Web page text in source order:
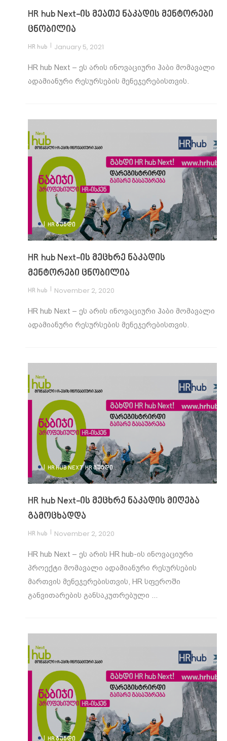
HR hub Next-ის მეათე ნაკადის მენტორები
ცნობილია
HR hub | January 5, 2021
HR hub Next – ეს არის ინოვაციური ჰაბი მომავალი
ადამიანური რესურსების მენეჯერებისთვის.
| HR ᲒᲣᲜᲓᲘ
HR hub Next-ის მეცხრე ნაკადის
მენტორები ცნობილია
HR hub | November 2, 2020
HR hub Next – ეს არის ინოვაციური ჰაბი მომავალი
ადამიანური რესურსების მენეჯერებისთვის.
| HR HUB NEXT HR ᲒᲣᲜᲓᲘ
HR hub Next-ის მეცხრე ნაკადის მიღება
გამოცხადდა
HR hub | November 2, 2020
HR hub Next – ეს არის HR hub-ის ინოვაციური
პროექტი მომავალი ადამიანური რესურსების
მართვის მენეჯერებისთვის, HR სფეროში
განვითარების განსაკუთრებული ...
| HR ᲒᲣᲜᲓᲘ